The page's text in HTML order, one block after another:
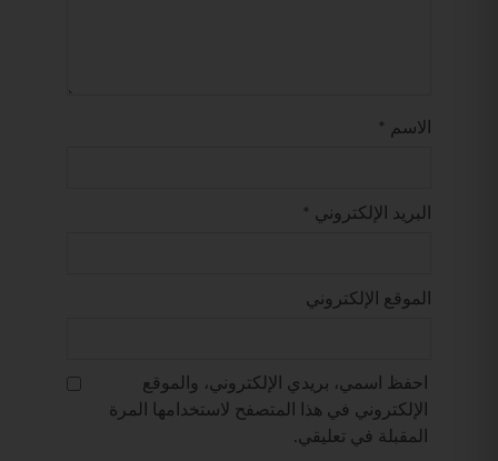
الاسم *
البريد الإلكتروني *
الموقع الإلكتروني
احفظ اسمي، بريدي الإلكتروني، والموقع
الإلكتروني في هذا المتصفح لاستخدامها المرة
المقبلة في تعليقي.